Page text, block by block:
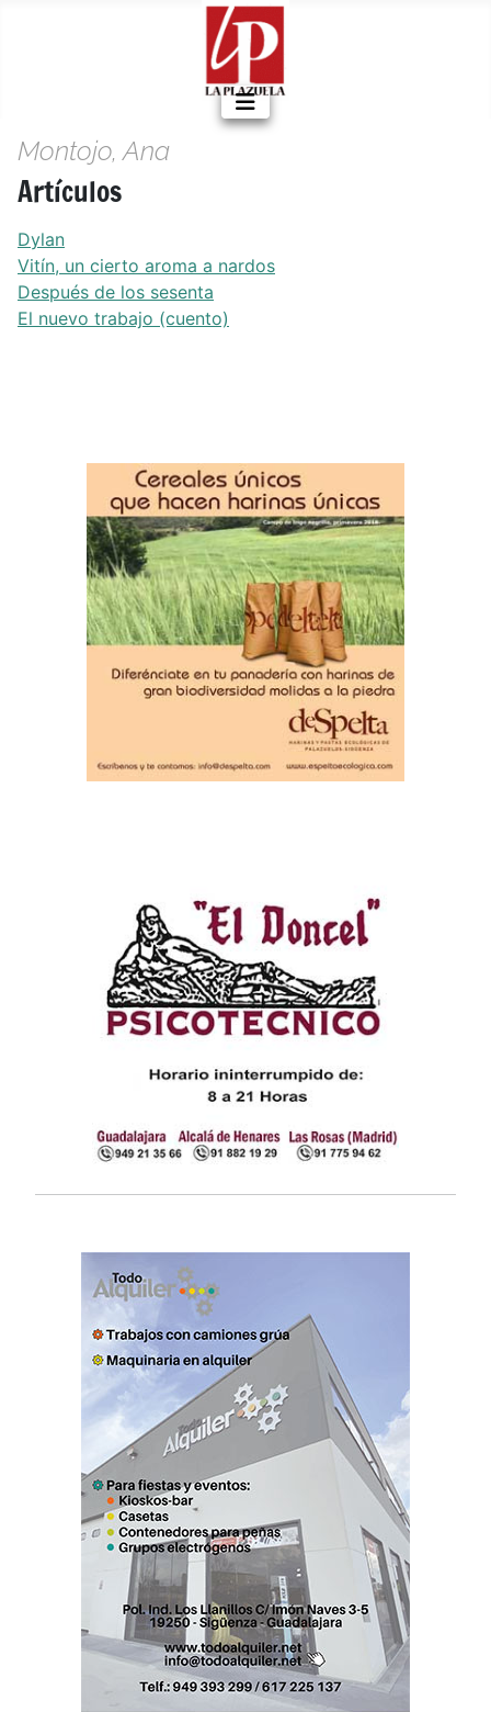
Montojo, Ana
Artículos
Dylan
Vitín, un cierto aroma a nardos
Después de los sesenta
El nuevo trabajo (cuento)